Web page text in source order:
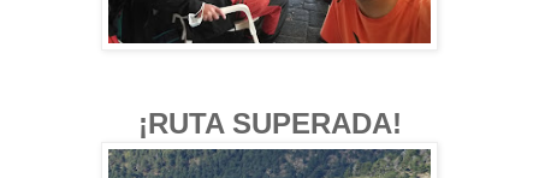
¡RUTA SUPERADA!